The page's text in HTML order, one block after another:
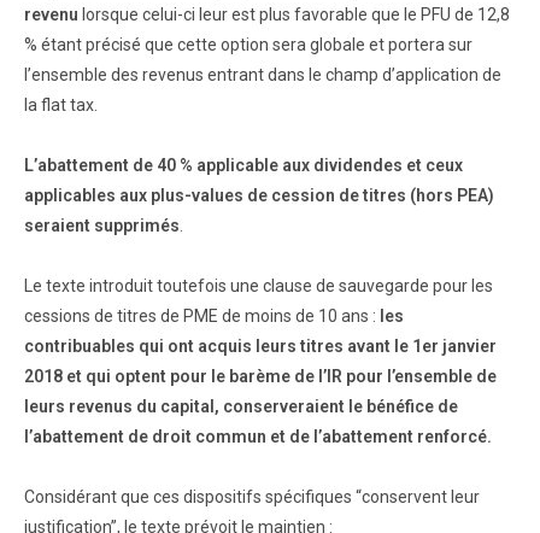
revenu lorsque celui-ci leur est plus favorable que le PFU de 12,8
% étant précisé que cette option sera globale et portera sur
l’ensemble des revenus entrant dans le champ d’application de
la flat tax.
L’abattement de 40 % applicable aux dividendes et ceux
applicables aux plus-values de cession de titres (hors PEA)
seraient supprimés
Le texte introduit toutefois une clause de sauvegarde pour les
cessions de titres de PME de moins de 10 ans : les
contribuables qui ont acquis leurs titres avant le 1er janvier
2018 et qui optent pour le barème de l’IR pour l’ensemble de
leurs revenus du capital, conserveraient le bénéfice de
l’abattement de droit commun et de l’abattement renforcé.
Considérant que ces dispositifs spécifiques “conservent leur
justification”, le texte prévoit le maintien :